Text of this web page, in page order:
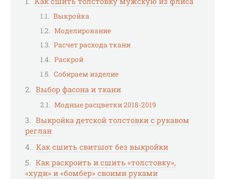
Выкройка
Моделирование
Расчет расхода ткани
Раскрой
Собираем изделие
Выбор фасона и ткани
Модные расцветки 2018-2019
Выкройка детской толстовки с рукавом
реглан
Как сшить свитшот без выкройки
Как раскроить и сшить «толстовку»,
«худи» и «бомбер» своими руками